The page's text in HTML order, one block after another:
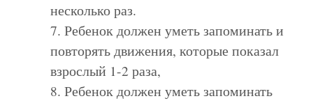
несколько раз.
7. Ребенок должен уметь запоминать и
повторять движения, которые показал
взрослый 1-2 раза,
8. Ребенок должен уметь запоминать